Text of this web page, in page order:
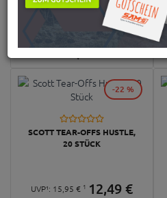
PROSPECT FURY, 20 STÜCK
15,95€
SCOTT TEAR-OFFS HUSTLE,
20 STÜCK
UVP¹: 15, 95 € 1 12,49€
-22 %